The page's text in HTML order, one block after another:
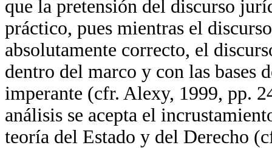
que la pretensión del discurso
práctico, pues mientras el
absolutamente correcto, el
dentro del marco y con las bases
imperante (cfr. Alexy, 1999, pp.
análisis se acepta el
teoría del Estado y del Derecho